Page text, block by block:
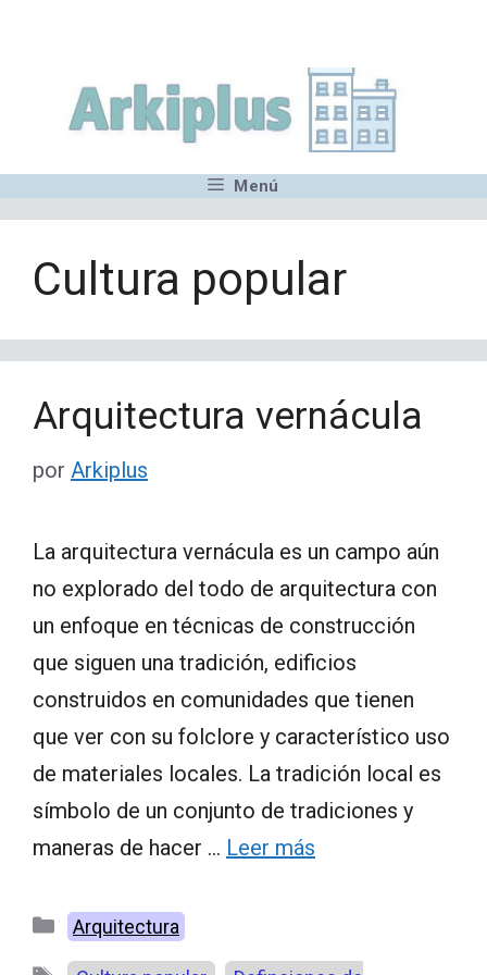
contenido
Menú
Cultura popular
Arquitectura vernácula
por Arkiplus
La arquitectura vernácula es un campo aún
no explorado del todo de arquitectura con
un enfoque en técnicas de construcción
que siguen una tradición, edificios
construidos en comunidades que tienen
que ver con su folclore y característico uso
de materiales locales. La tradición local es
símbolo de un conjunto de tradiciones y
maneras de hacer … Leer más
Categorías
Arquitectura